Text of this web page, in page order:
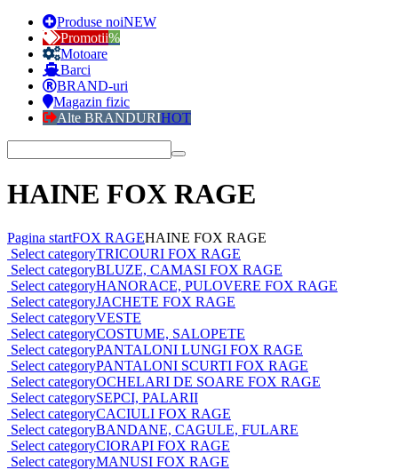
Produse noiNEW
Promotii%
Motoare
Barci
BRAND-uri
Magazin fizic
Alte BRANDURIHOT
HAINE FOX RAGE
Pagina startFOX RAGEHAINE FOX RAGE
Select categoryTRICOURI FOX RAGE
Select categoryBLUZE, CAMASI FOX RAGE
Select categoryHANORACE, PULOVERE FOX RAGE
Select categoryJACHETE FOX RAGE
Select categoryVESTE
Select categoryCOSTUME, SALOPETE
Select categoryPANTALONI LUNGI FOX RAGE
Select categoryPANTALONI SCURTI FOX RAGE
Select categoryOCHELARI DE SOARE FOX RAGE
Select categorySEPCI, PALARII
Select categoryCACIULI FOX RAGE
Select categoryBANDANE, CAGULE, FULARE
Select categoryCIORAPI FOX RAGE
Select categoryMANUSI FOX RAGE